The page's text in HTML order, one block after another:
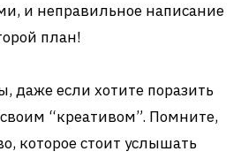
и неправильное написание
план!
даже если хотите поразить
“креативом”. Помните,
которое стоит услышать